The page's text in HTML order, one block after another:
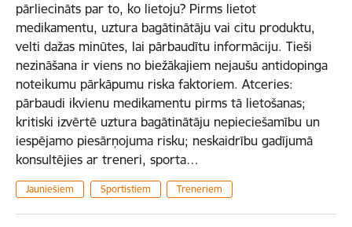
pārliecināts par to, ko lietoju? Pirms lietot
medikamentu, uztura bagātinātāju vai citu produktu,
velti dažas minūtes, lai pārbaudītu informāciju. Tieši
nezināšana ir viens no biežākajiem nejaušu antidopinga
noteikumu pārkāpumu riska faktoriem. Atceries:
pārbaudi ikvienu medikamentu pirms tā lietošanas;
kritiski izvērtē uztura bagātinātāju nepieciešamību un
iespējamo piesārņojuma risku; neskaidrību gadījumā
konsultējies ar treneri, sporta…
Jauniešiem Sportistiem Treneriem